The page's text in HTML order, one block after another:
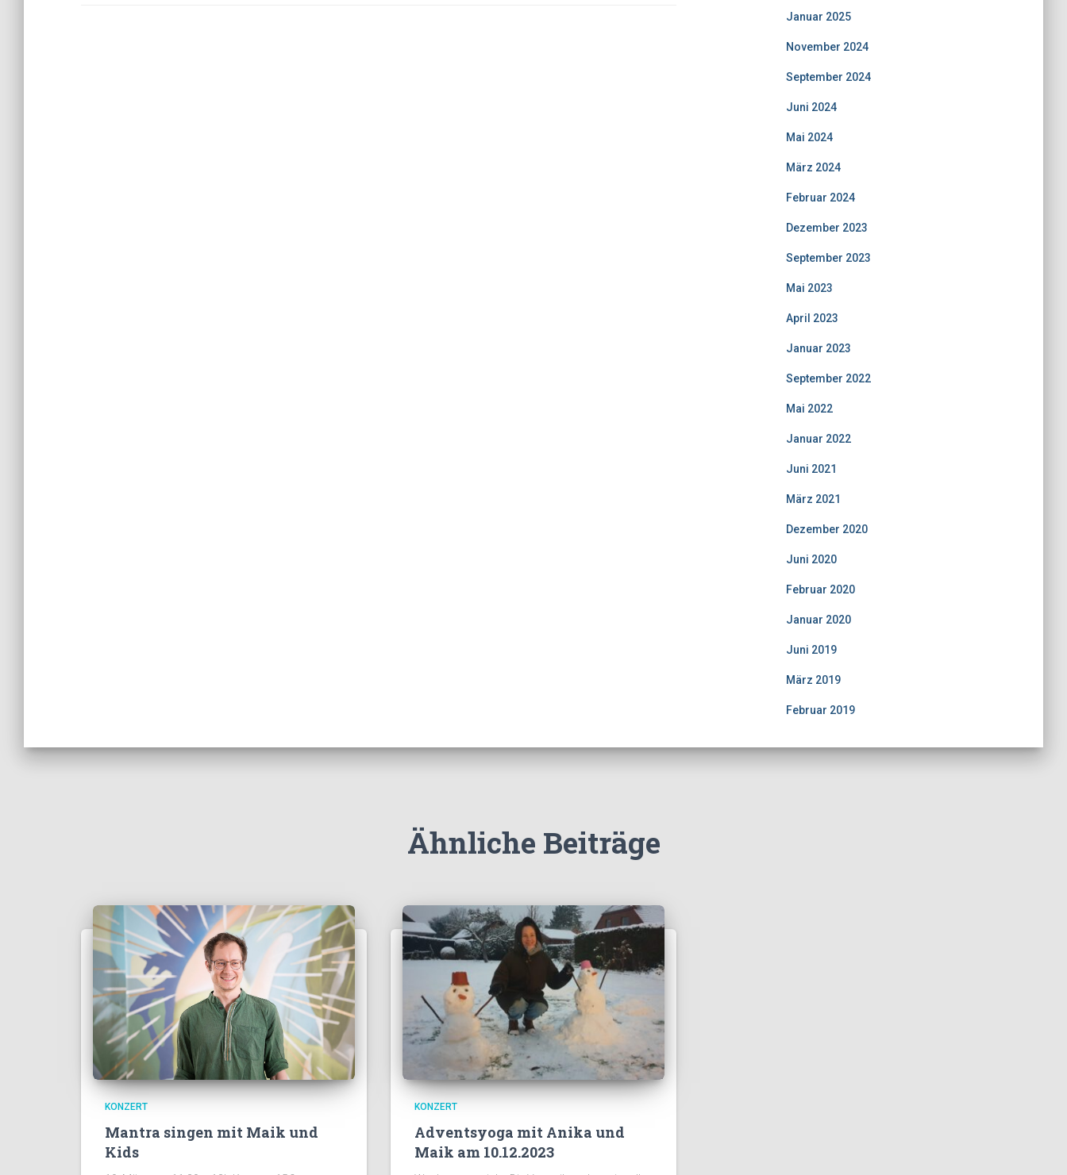
Januar 2025
November 2024
September 2024
Juni 2024
Mai 2024
März 2024
Februar 2024
Dezember 2023
September 2023
Mai 2023
April 2023
Januar 2023
September 2022
Mai 2022
Januar 2022
Juni 2021
März 2021
Dezember 2020
Juni 2020
Februar 2020
Januar 2020
Juni 2019
März 2019
Februar 2019
Ähnliche Beiträge
KONZERT
Mantra singen mit Maik und
Kids
KONZERT
Adventsyoga mit Anika und
Maik am 10.12.2023